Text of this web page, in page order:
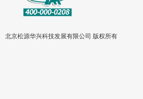
北京松源华兴科技发展有限公司 版权所有